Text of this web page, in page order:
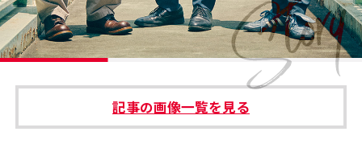
運営会社 プライバシーポリシー
本サイトご利用にあたって Cookie Settings
記事の画像一覧を見る